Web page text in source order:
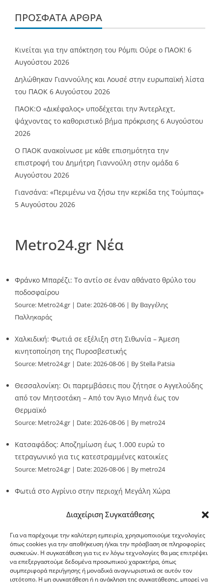
Διαχείριση Συγκατάθεσης
Για να παρέχουμε την καλύτερη εμπειρία, χρησιμοποιούμε τεχνολογίες
όπως cookies για την αποθήκευση ή/και την πρόσβαση σε πληροφορίες
συσκευών. Η συγκατάθεση για τις εν λόγω τεχνολογίες θα μας επιτρέψει
να επεξεργαστούμε δεδομένα προσωπικού χαρακτήρα, όπως
συμπεριφορά περιήγησης ή μοναδικά αναγνωριστικά σε αυτόν τον
ιστότοπο. Η μη συγκατάθεση ή η ανάκληση της συγκατάθεσης, μπορεί να
ΠΡΌΣΦΑΤΑ ΆΡΘΡΑ
Κινείται για την απόκτηση του Ρόμπι Ούρε ο ΠΑΟΚ! 6
Αυγούστου 2026
Δηλώθηκαν Γιαννούλης και Λουσέ στην ευρωπαϊκή λίστα
του ΠΑΟΚ 6 Αυγούστου 2026
ΠΑΟΚ:Ο «Δικέφαλος» υποδέχεται την Άντερλεχτ,
ψάχνοντας το καθοριστικό βήμα πρόκρισης 6 Αυγούστου
2026
Ο ΠΑΟΚ ανακοίνωσε με κάθε επισημότητα την
επιστροφή του Δημήτρη Γιαννούλη στην ομάδα 6
Αυγούστου 2026
Γιανσάνα: «Περιμένω να ζήσω την κερκίδα της Τούμπας»
5 Αυγούστου 2026
Metro24.gr Νέα
Φράνκο Μπαρέζι: Το αντίο σε έναν αθάνατο θρύλο του
ποδοσφαίρου
Source: Metro24.gr Date: 2026-08-06
By Βαγγέλης
Παλληκαράς
Χαλκιδική: Φωτιά σε εξέλιξη στη Σιθωνία – Άμεση
κινητοποίηση της Πυροσβεστικής
Source: Metro24.gr Date: 2026-08-06 By Stella Patsia
Θεσσαλονίκη: Οι παρεμβάσεις που ζήτησε ο Αγγελούδης
από τον Μητσοτάκη – Από τον Άγιο Μηνά έως τον
Θερμαϊκό
Source: Metro24.gr Date: 2026-08-06 By metro24
Κατσαφάδος: Αποζημίωση έως 1.000 ευρώ το
τετραγωνικό για τις κατεστραμμένες κατοικίες
Source: Metro24.gr Date: 2026-08-06 By metro24
Φωτιά στο Αγρίνιο στην περιοχή Μεγάλη Χώρα
G-point.gr